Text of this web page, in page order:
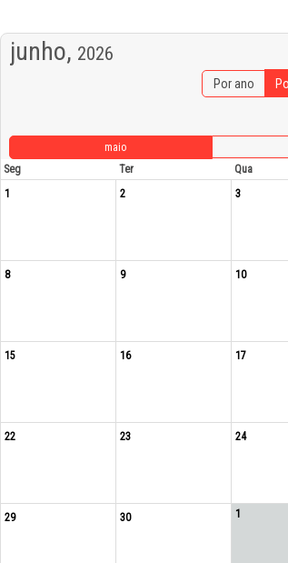
junho, 2026
Por ano
maio
Seg
Ter Qua
1
2 3
8 9 10
15 16 17
22 23 24
29 30 1